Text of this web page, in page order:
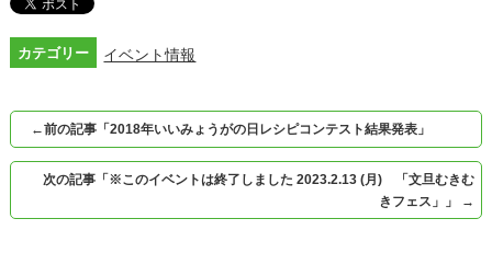
カテゴリー イベント情報
←前の記事「2018年いいみょうがの日レシピコンテスト結果発表」
次の記事「※このイベントは終了しました 2023.2.13 (月) 「文旦むきむ
きフェス」」
→